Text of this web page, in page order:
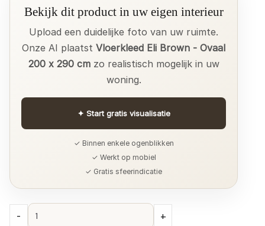
Bekijk dit product in uw eigen interieur
Upload een duidelijke foto van uw ruimte.
Onze AI plaatst Vloerkleed Eli Brown - Ovaal
200 x 290 cmzo realistisch mogelijk in uw
woning.
✦ Start gratis visualisatie
✓ Binnen enkele ogenblikken
✓ Werkt op mobiel
✓ Gratis sfeerindicatie
- +